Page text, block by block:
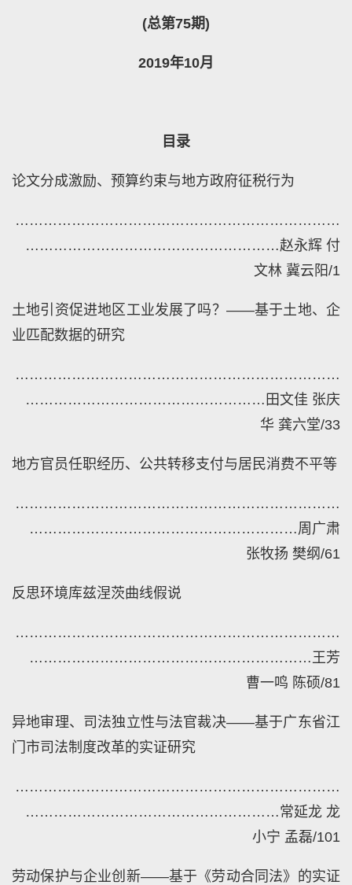
(总第75期)
2019年10月
目录
论文分成激励、预算约束与地方政府征税行为
……………………………………………………………
………………………………………………赵永辉 付
文林 冀云阳/1
土地引资促进地区工业发展了吗？——基于土地、企
业匹配数据的研究
……………………………………………………………
…………………………………………… 田文佳 张庆
华 龚六堂/33
地方官员任职经历、公共转移支付与居民消费不平等
……………………………………………………………
…………………………………………………周广肃
张牧扬 樊纲/61
反思环境库兹涅茨曲线假说
……………………………………………………………
……………………………………………………王芳
曹一鸣 陈硕/81
异地审理、司法独立性与法官裁决——基于广东省江
门市司法制度改革的实证研究
……………………………………………………………
………………………………………………常延龙 龙
小宁 孟磊/101
劳动保护与企业创新——基于《劳动合同法》的实证